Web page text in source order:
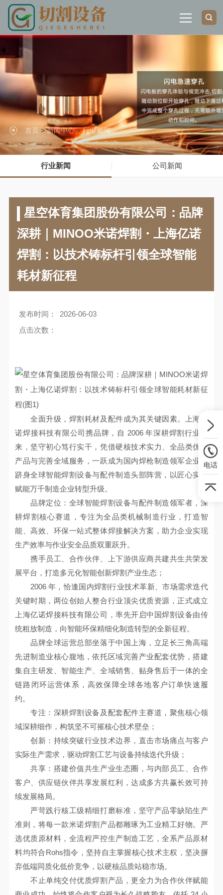
星
空
体
育
·(中
国
大
陆)
网
关于我们
产品展示
解决方案
新闻中心
首页>新闻中心>行业新闻
行业新闻 公司新闻
星空体育集团股份有限公司：品牌
深耕｜MINOO米诺焊割・上海亿诺
焊割：以技术铸标杆引领全球智能
耗材新征程
发布时间：
2026-06-03
点击次数：
全面升级，焊割耗材及配件成为其关键因素。上海亿
诺焊接科技有限公司携品牌，自 2006 年深耕焊割行业以
来，坚守初心笃行实干，凭借硬核技术实力、全品类优质
产品与完善全域服务，一跃成为国内焊枪制造领军企业，
跻身全球智能焊割设备与配件制造头部阵营，以匠心实力
赋能万千制造企业转型升级。
品牌定位：全球智能焊割设备与配件制造领军者，深
耕焊割核心赛道，专注为全品类机械制造行业，打造智
能、高效、环保一站式整体焊接解决方案，助力企业实现
生产效率与作业安全品质双重跃升。
携手员工、合作伙伴、上下游供应商共建共生共荣发
展平台，打造多元化智能创新焊割产业生态；
2006 年，恰逢国内焊割行业技术革新、市场需求迭代
关键时期，两位创始人整合行业顶尖优质资源，正式成立
上海亿诺焊接科技有限公司，率先开启中国焊割设备由传
统粗放制造，向智能环保精细化制造转型的全新征程。
品牌全球运营总部坐落于中国上海，立足长三角高端
先进制造业核心腹地，依托区域完善产业配套优势，搭建
集自主研发、智能生产、全域销售、贴身售后于一体的全
链路闭环运营体系，高效保障全球各地客户订单快速履
约。
专注：深耕焊割设备及配套配件主赛道，聚焦核心领
域深耕细作，构筑坚不可摧核心技术壁垒；
创新：持续突破行业技术边界，直击市场痛点与客户
实际生产需求，驱动焊割工艺与设备持续迭代升级；
共享：搭建价值共生产业生态圈，与内部员工、合作
客户、供应链伙伴共享发展红利，达成多方共赢长效可持
续发展格局。
严苛践行核工级精细打磨标准，坚守产品零缺陷生产
准则，将每一款米诺焊割产品都雕琢为工业精工好物。严
选优质原材料，全流程严控生产制造工艺，全系产品原材
料均符合Rohs指令，坚持自主掌握核心技术主权，坚决摒
弃低端同质化低价竞争，以硬核品质站稳市场。
不止单纯交付优质焊割产品，更全力为合作伙伴赋能
电话